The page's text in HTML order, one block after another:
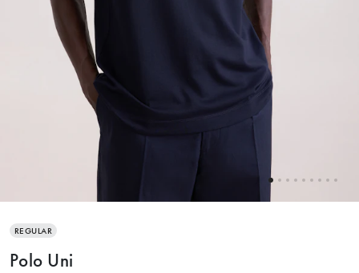
REGULAR
Polo Uni